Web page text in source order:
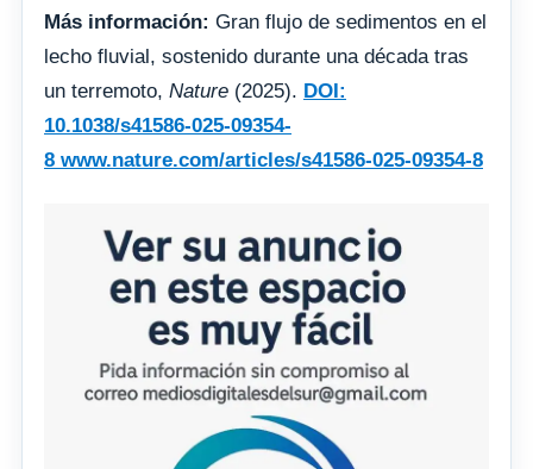
Más información: Gran flujo de sedimentos en el
lecho fluvial, sostenido durante una década tras
un terremoto, Nature (2025). DOI:
10.1038/s41586-025-09354-
8 www.nature.com/articles/s41586-025-09354-8